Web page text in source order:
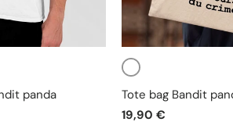
panda
Blanc
Tote bag Bandit
19,90 €